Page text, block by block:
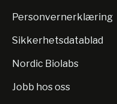
Personvernerklæring
Sikkerhetsdatablad
Nordic Biolabs
Jobb hos oss